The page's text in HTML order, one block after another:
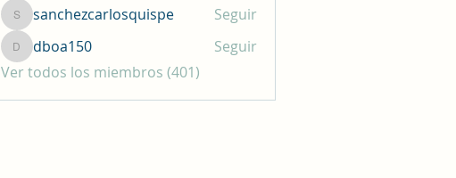
sanchezcarlosquispe
sanchezcarlosquispe Seguir
dboa150
dboa150
Seguir
Ver todos los miembros (401)